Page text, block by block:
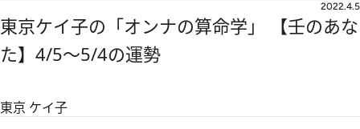
2022.4.5
東京ケイ子の「オンナの算命学」 【壬のあな
た】4/5～5/4の運勢
東京 ケイ子